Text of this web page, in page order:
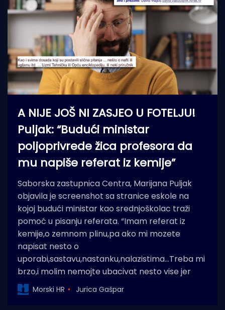
A NIJE JOŠ NI ZASJEO U FOTELJU!
Puljak: “Budući ministar
poljoprivrede žica profesora da
mu napiše referat iz kemije”
Saborska zastupnica Centra, Marijana Puljak
objavila je screenshot sa stranice eskole na
kojoj budući ministar kao srednjoškolac traži
pomoć u pisanju referata. “Imam referat iz
kemije,o zemnom plinu,pa ako mi mozete
napisat nesto o
uporabi,sastavu,nastanku,nalazistima...Treba mi
brzo,i molim nemojte ubacivat nesto vise jer
Morski HR Jurica Gašpar